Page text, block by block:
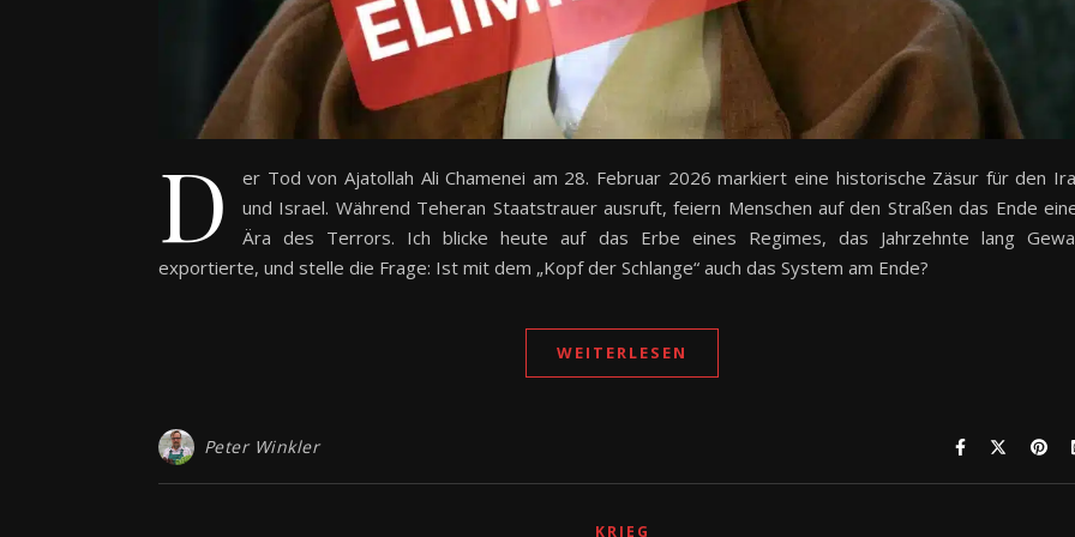
D
er Tod von Ajatollah Ali Chamenei am 28. Februar 2026 markiert eine historische Zäsur für den
und Israel. Während Teheran Staatstrauer ausruft, feiern Menschen auf den Straßen das Ende
Ära des Terrors. Ich blicke heute auf das Erbe eines Regimes, das Jahrzehnte lang
exportierte, und stelle die Frage: Ist mit dem „Kopf der Schlange“ auch das System am Ende?
WEITERLESEN
Peter Winkler
KRIEG